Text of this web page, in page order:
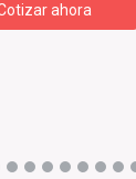
ahora